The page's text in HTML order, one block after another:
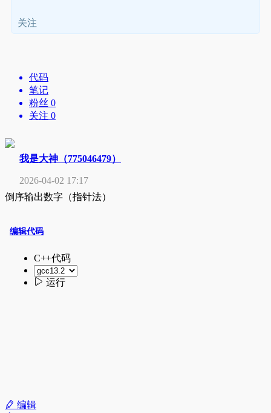
关注
代码
笔记
粉丝 0
关注 0
我是大神（775046479）
2026-04-02 17:17
倒序输出数字（指针法）
编辑